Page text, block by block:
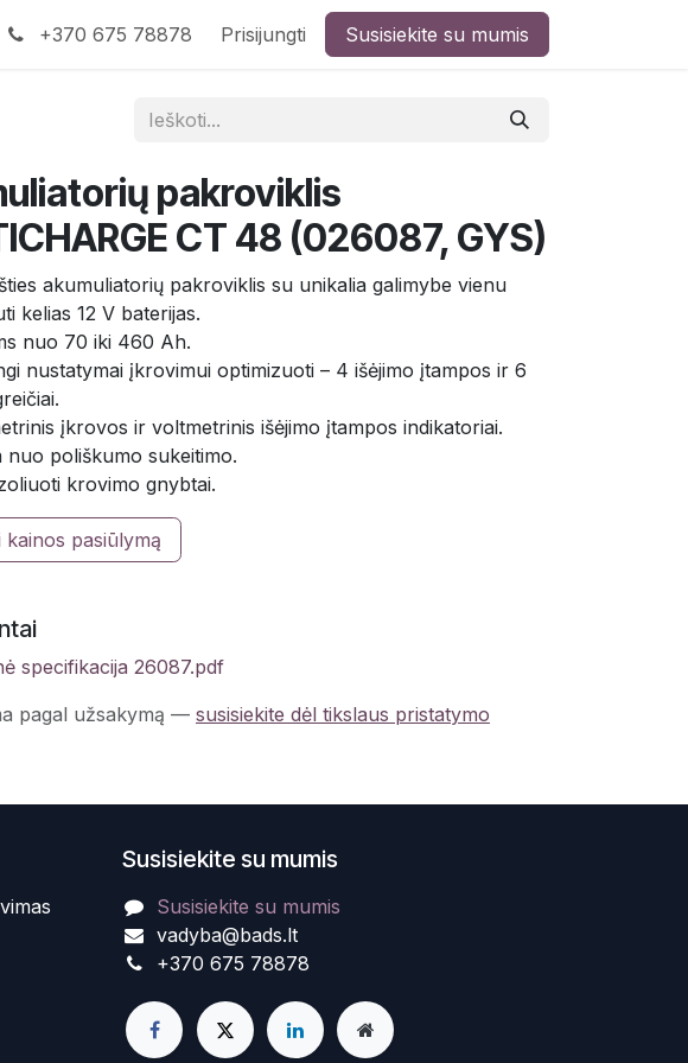
+370 675 78878 Prisijungti Susisiekite su mumis
pakroviklis
CT 48 (026087, GYS)
akumuliatorių pakroviklis su unikalia galimybe vienu
kelias 12 V baterijas.
nuo 70 iki 460 Ah.
nustatymai įkrovimui optimizuoti – 4 išėjimo įtampos ir 6
įkrovos ir voltmetrinis išėjimo įtampos indikatoriai.
nuo poliškumo sukeitimo.
krovimo gnybtai.
kainos pasiūlymą
specifikacija 26087.pdf
pagal užsakymą — susisiekite dėl tikslaus pristatymo
Susisiekite su mumis
Susisiekite su mumis
vadyba@bads.lt
+370 675 78878